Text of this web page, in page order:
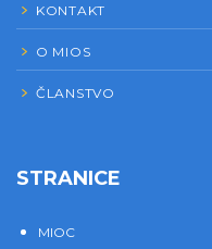
KONTAKT
O MIOS
ČLANSTVO
STRANICE
MIOC